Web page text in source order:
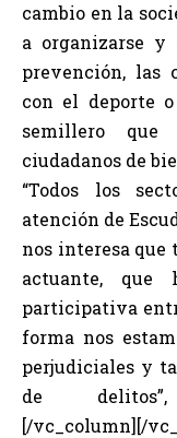
cambio en la
a organizarse
prevención, las
con el deporte
semillero que
ciudadanos de
“Todos los
atención de
nos interesa que
actuante, que
participativa
forma nos
perjudiciales y
de delitos”,
[/vc_column][/